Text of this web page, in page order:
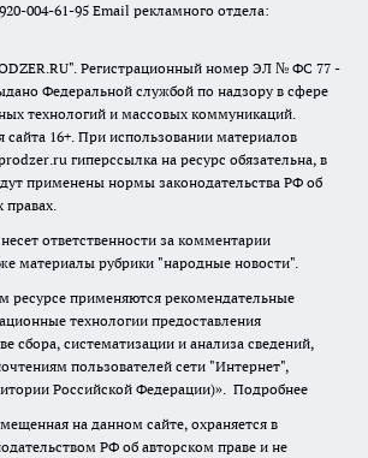
004-61-95 Email рекламного отдела:
". Регистрационный номер ЭЛ № ФС 77 -
Федеральной службой по надзору в сфере
технологий и массовых коммуникаций.
сайта 16+. При использовании материалов
гиперссылка на ресурс обязательна, в
применены нормы законодательства РФ об
правах.
ответственности за комментарии
материалы рубрики "народные новости".
применяются рекомендательные
технологии предоставления
сбора, систематизации и анализа сведений,
пользователей сети "Интернет",
Российской Федерации)». Подробнее
на данном сайте, охраняется в
РФ об авторском праве и не